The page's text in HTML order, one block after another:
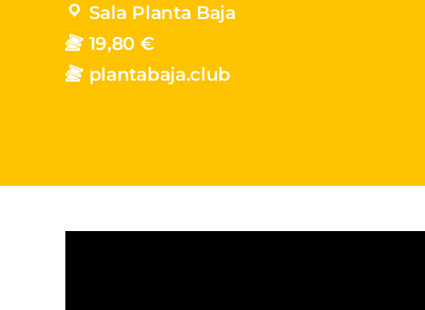
Sala Planta Baja
19,80 €
plantabaja.club